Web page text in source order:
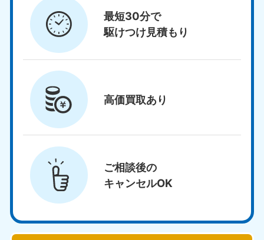
最短30分で
駆けつけ見積もり
高価買取あり
ご相談後の
キャンセルOK